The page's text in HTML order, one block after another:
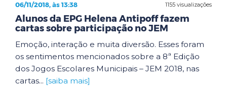
1155 visualizações
06/11/2018, às 13:38
Alunos da EPG Helena Antipoff fazem
cartas sobre participação no JEM
Emoção, interação e muita diversão. Esses foram
os sentimentos mencionados sobre a 8ª Edição
dos Jogos Escolares Municipais – JEM 2018, nas
cartas... [saiba mais]